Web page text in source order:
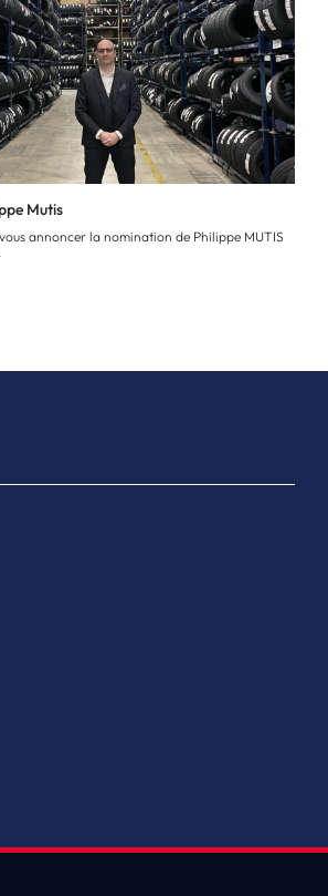
Mutis
annoncer la nomination de Philippe MUTIS